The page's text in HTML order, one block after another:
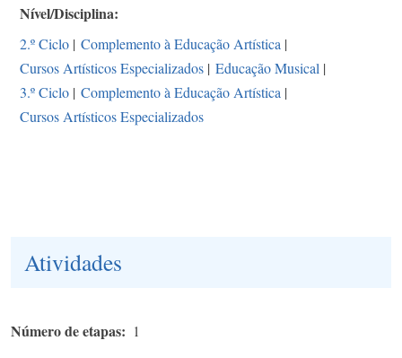
Nível/Disciplina
2.º Ciclo | Complemento à Educação Artística |
Cursos Artísticos Especializados | Educação Musical |
3.º Ciclo | Complemento à Educação Artística |
Cursos Artísticos Especializados
Atividades
Número de etapas 1